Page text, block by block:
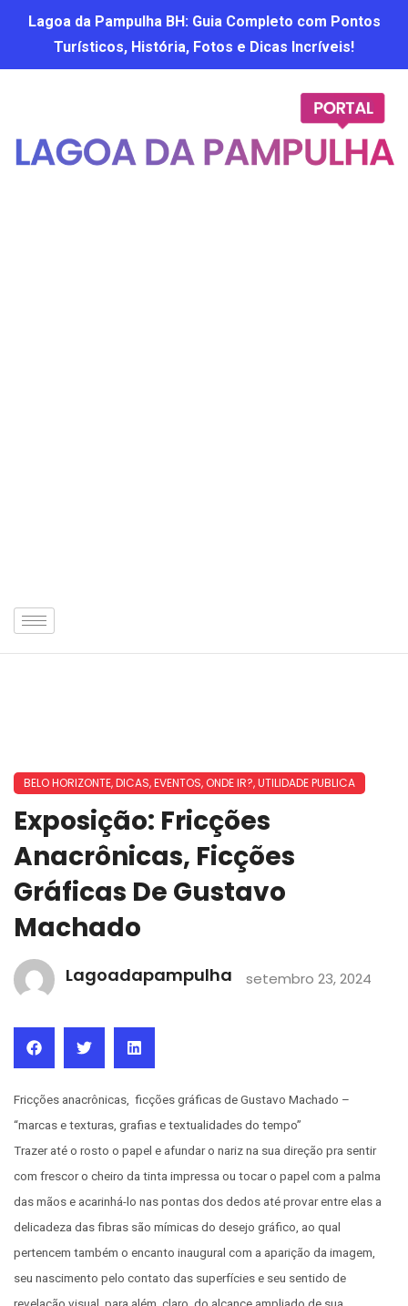
Lagoa da Pampulha BH: Guia Completo com Pontos
Turísticos, História, Fotos e Dicas Incríveis!
BELO HORIZONTE,DICAS,EVENTOS, ONDE IR?,UTILIDADE PUBLICA
Exposição: Fricções
Anacrônicas, Ficções
Gráficas De Gustavo
Machado
Lagoadapampulha setembro 23, 2024
Fricções anacrônicas, ficções gráficas de Gustavo Machado –
“marcas e texturas, grafias e textualidades do tempo”
Trazer até o rosto o papel e afundar o nariz na sua direção pra sentir
com frescor o cheiro da tinta impressa ou tocar o papel com a palma
das mãos e acarinhá-lo nas pontas dos dedos até provar entre elas a
delicadeza das fibras são mímicas do desejo gráfico, ao qual
pertencem também o encanto inaugural com a aparição da imagem,
seu nascimento pelo contato das superfícies e seu sentido de
revelação visual, para além, claro, do alcance ampliado de sua